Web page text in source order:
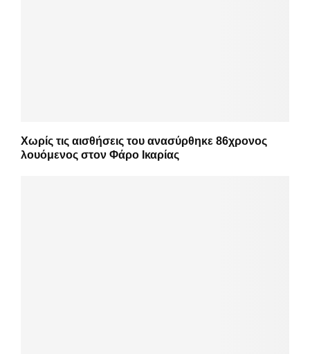
Χωρίς τις αισθήσεις του ανασύρθηκε 86χρονος
λουόμενος στον Φάρο Ικαρίας